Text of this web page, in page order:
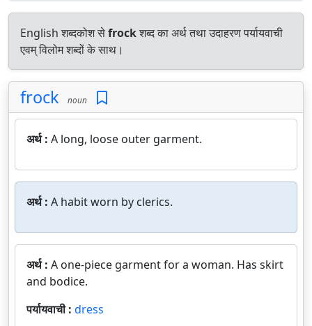
English शब्दकोश सेfrockशब्द का अर्थ तथा उदाहरण पर्यायवाची
एवम् विलोम शब्दों के साथ।
frock noun
अर्थ : A long, loose outer garment.
अर्थ : A habit worn by clerics.
अर्थ : A one-piece garment for a woman. Has skirt
and bodice.
पर्यायवाची : dress